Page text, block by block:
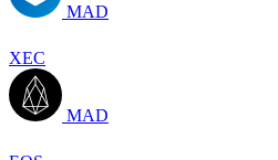
MAD
XEC
MAD